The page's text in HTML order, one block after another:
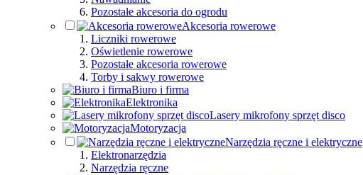
Pozostałe akcesoria do ogrodu
Akcesoria rowerowe
Liczniki rowerowe
Oświetlenie rowerowe
Pozostałe akcesoria rowerowe
Torby i sakwy rowerowe
Biuro i firma
Elektronika
Lasery mikrofony sprzęt disco
Motoryzacja
Narzędzia ręczne i elektryczne
Elektronarzędzia
Narzędzia ręczne